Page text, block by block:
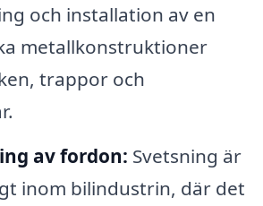
och installation av en
metallkonstruktioner
trappor och
av fordon: Svetsning är
inom bilindustrin, där det